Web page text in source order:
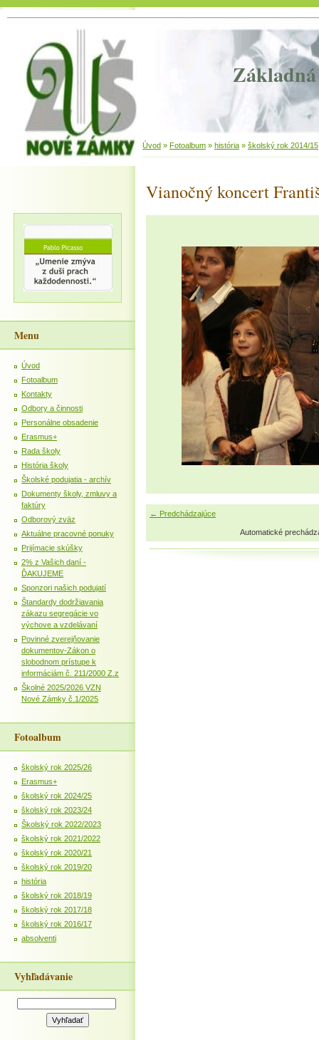
Základná
Úvod » Fotoalbum » história » školský rok 2014/15
Vianočný koncert
← Predchádzajúce
Automatické
Menu
Úvod
Fotoalbum
Kontakty
Odbory a činnosti
Personálne obsadenie
Erasmus+
Rada školy
História školy
Školské podujatia - archív
Dokumenty školy, zmluvy a
faktúry
Odborový zväz
Aktuálne pracovné ponuky
Prijímacie skúšky
2% z Vašich daní -
ĎAKUJEME
Sponzori našich podujatí
Štandardy dodržiavania
zákazu segregácie vo
výchove a vzdelávaní
Povinné zverejňovanie
dokumentov-Zákon o
slobodnom prístupe k
informáciám č. 211/2000 Z.z
Školné 2025/2026 VZN
Nové Zámky č.1/2025
Fotoalbum
školský rok 2025/26
Erasmus+
školský rok 2024/25
školský rok 2023/24
Školský rok 2022/2023
školský rok 2021/2022
školský rok 2020/21
školský rok 2019/20
história
školský rok 2018/19
školský rok 2017/18
školský rok 2016/17
absolventi
Vyhľadávanie